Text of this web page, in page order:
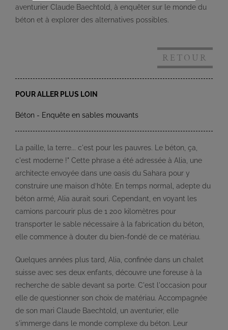
aventurier Claude Baechtold, à enquêter sur le monde du
béton et à explorer des alternatives possibles.
RETOUR
POUR ALLER PLUS LOIN
Béton - Enquête en sables mouvants
La paille, la terre... c'est pour les pauvres. Le béton, ça,
c'est moderne !" Cette phrase a été adressée à Alia, une
architecte envoyée dans une oasis du Sahara pour y
construire une maison d’hôte. En temps normal, adepte du
béton armé, Alia aurait souri. Cependant, en voyant les
camions parcourir plus de 1 200 kilomètres pour
transporter le sable nécessaire à la fabrication du béton,
elle commence à douter du bien-fondé de ce matériau.
Quelques années plus tard, Alia, confinée dans un chalet
suisse avec ses deux enfants, découvre une foreuse à la
recherche de sable devant sa porte. C'est l'occasion pour
elle de questionner son choix de matériau. Accompagnée
de son mari Claude Baechtold, un aventurier, elle
s'immerge dans le monde complexe du béton. Leur